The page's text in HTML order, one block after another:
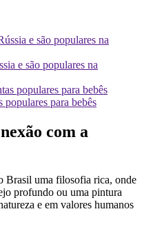
e são populares na
populares para bebês
com a
Brasil uma filosofia rica, onde
profundo ou uma pintura
e em valores humanos